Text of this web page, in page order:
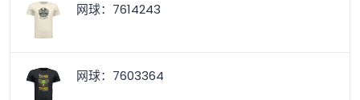
网球：7614243
网球：7603364